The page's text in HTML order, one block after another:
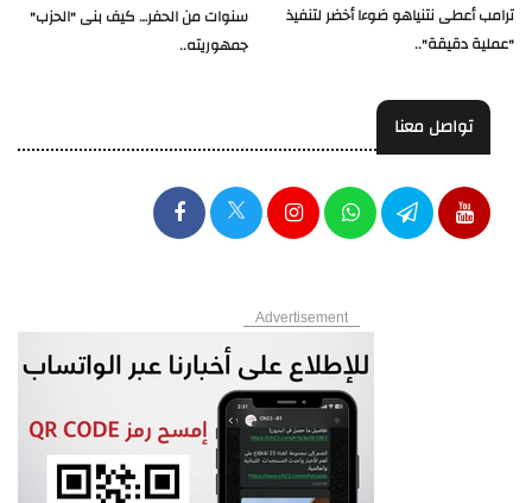
سنوات من الحفر… كيف بنى "الحزب"
جمهوريته..
ترامب أعطى نتنياهو ضوءا أخضر لتنفيذ
"عملية دقيقة"..
تواصل معنا
Advertisement